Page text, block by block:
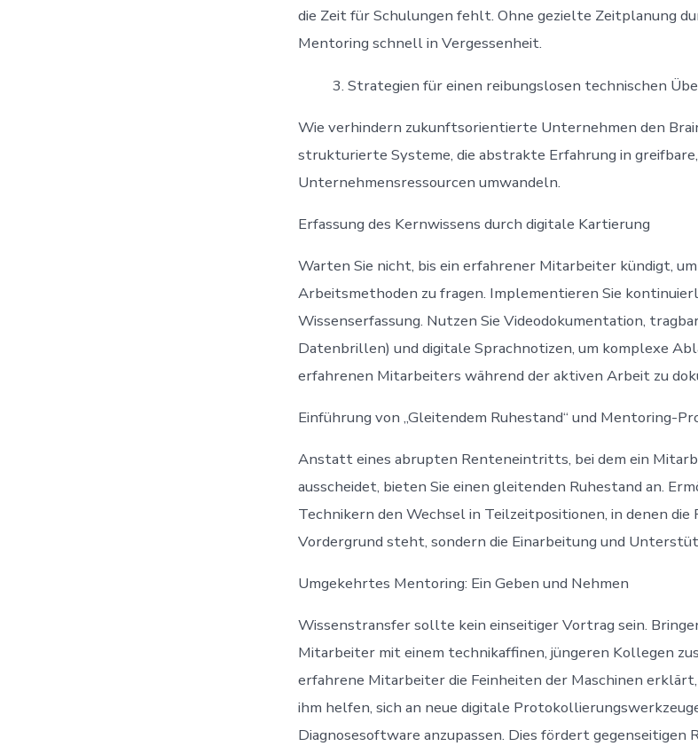
die Zeit für Schulungen fehlt. Ohne gezielte Zeitplanung
Mentoring schnell in Vergessenheit.
Strategien für einen reibungslosen technischen
Wie verhindern zukunftsorientierte Unternehmen den
strukturierte Systeme, die abstrakte Erfahrung in
Unternehmensressourcen umwandeln.
Erfassung des Kernwissens durch digitale Kartierung
Warten Sie nicht, bis ein erfahrener Mitarbeiter kündigt,
Arbeitsmethoden zu fragen. Implementieren Sie
Wissenserfassung. Nutzen Sie Videodokumentation,
Datenbrillen) und digitale Sprachnotizen, um komplexe
erfahrenen Mitarbeiters während der aktiven Arbeit zu
Einführung von „Gleitendem Ruhestand“ und Mentoring-
Anstatt eines abrupten Renteneintritts, bei dem ein
ausscheidet, bieten Sie einen gleitenden Ruhestand an.
Technikern den Wechsel in Teilzeitpositionen, in denen
Vordergrund steht, sondern die Einarbeitung und
Umgekehrtes Mentoring: Ein Geben und Nehmen
Wissenstransfer sollte kein einseitiger Vortrag sein.
Mitarbeiter mit einem technikaffinen, jüngeren Kollegen
erfahrene Mitarbeiter die Feinheiten der Maschinen
ihm helfen, sich an neue digitale
Diagnosesoftware anzupassen. Dies fördert gegenseitigen